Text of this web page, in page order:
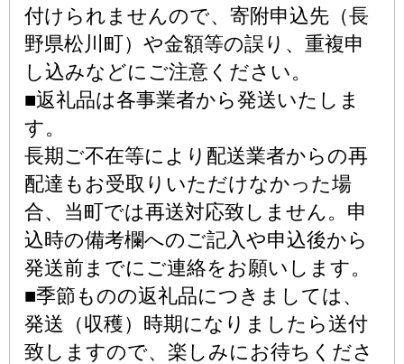
付けられませんので、寄附申込先（長
野県松川町）や金額等の誤り、重複申
し込みなどにご注意ください。
■返礼品は各事業者から発送いたしま
す。
長期ご不在等により配送業者からの再
配達もお受取りいただけなかった場
合、当町では再送対応致しません。申
込時の備考欄へのご記入や申込後から
発送前までにご連絡をお願いします。
■季節ものの返礼品につきましては、
発送（収穫）時期になりましたら送付
致しますので、楽しみにお待ちくださ